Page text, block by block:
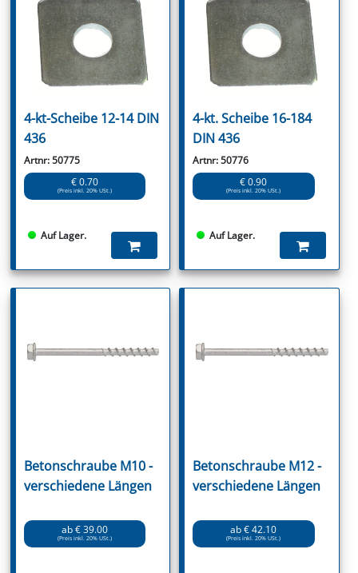
4-kt-Scheibe 12-14 DIN
436
Artnr: 50775
€ 0.70
(Preis inkl. 20% USt.)
Auf Lager.
4-kt. Scheibe 16-184
DIN 436
Artnr: 50776
€ 0.90
(Preis inkl. 20% USt.)
Auf Lager.
Betonschraube M10 -
verschiedene Längen
ab € 39.00
(Preis inkl. 20% USt.)
Betonschraube M12 -
verschiedene Längen
ab € 42.10
(Preis inkl. 20% USt.)